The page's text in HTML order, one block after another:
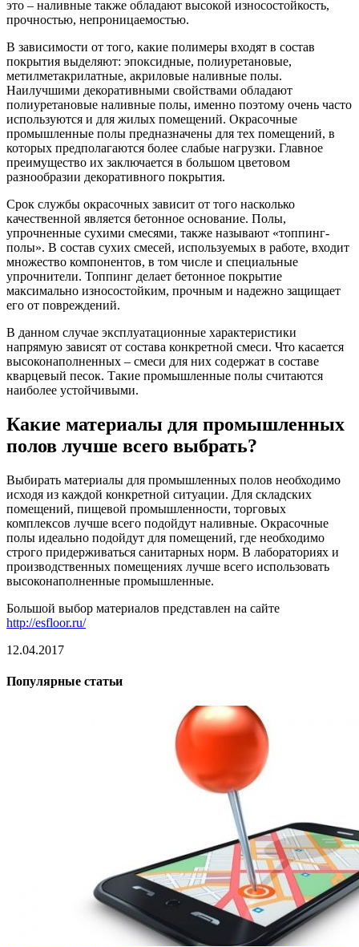
это – наливные также обладают высокой износостойкость,
прочностью, непроницаемостью.
В зависимости от того, какие полимеры входят в состав
покрытия выделяют: эпоксидные, полиуретановые,
метилметакрилатные, акриловые наливные полы.
Наилучшими декоративными свойствами обладают
полиуретановые наливные полы, именно поэтому очень часто
используются и для жилых помещений. Окрасочные
промышленные полы предназначены для тех помещений, в
которых предполагаются более слабые нагрузки. Главное
преимущество их заключается в большом цветовом
разнообразии декоративного покрытия.
Срок службы окрасочных зависит от того насколько
качественной является бетонное основание. Полы,
упрочненные сухими смесями, также называют «топпинг-
полы». В состав сухих смесей, используемых в работе, входит
множество компонентов, в том числе и специальные
упрочнители. Топпинг делает бетонное покрытие
максимально износостойким, прочным и надежно защищает
его от повреждений.
В данном случае эксплуатационные характеристики
напрямую зависят от состава конкретной смеси. Что касается
высоконаполненных – смеси для них содержат в составе
кварцевый песок. Такие промышленные полы считаются
наиболее устойчивыми.
Какие материалы для промышленных
полов лучше всего выбрать?
Выбирать материалы для промышленных полов необходимо
исходя из каждой конкретной ситуации. Для складских
помещений, пищевой промышленности, торговых
комплексов лучше всего подойдут наливные. Окрасочные
полы идеально подойдут для помещений, где необходимо
строго придерживаться санитарных норм. В лабораториях и
производственных помещениях лучше всего использовать
высоконаполненные промышленные.
Большой выбор материалов представлен на сайте
http://esfloor.ru/
12.04.2017
Популярные статьи